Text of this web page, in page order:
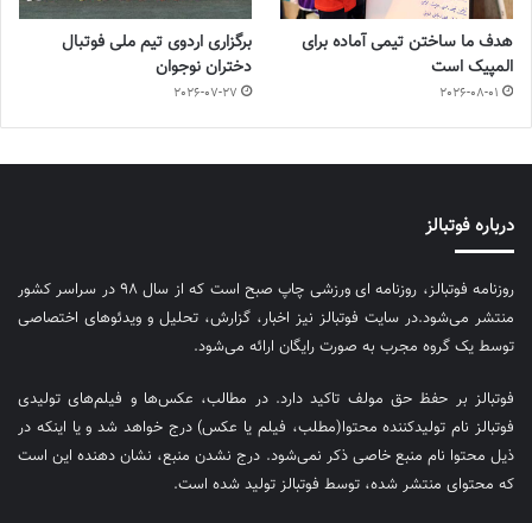
هدف ما ساختن تیمی آماده برای
المپیک است
2026-08-01
برگزاری اردوی تیم ملی فوتبال
دختران نوجوان
2026-07-27
درباره فوتبالز
روزنامه فوتبالز، روزنامه ای ورزشی چاپ صبح است که از سال ۹۸ در سراسر کشور
منتشر می‌شود.در سایت فوتبالز نیز اخبار، گزارش، تحلیل و ویدئوهای اختصاصی
توسط یک گروه مجرب به صورت رایگان ارائه می‌شود.
فوتبالز بر حفظ حق مولف تاکید دارد. در مطالب، عکس‌ها و فیلم‌های تولیدی
فوتبالز نام تولیدکننده محتوا(مطلب، فیلم یا عکس) درج خواهد شد و یا اینکه در
ذیل محتوا نام منبع خاصی ذکر نمی‌‎شود. درج نشدن منبع، نشان دهنده این است
که محتوای منتشر شده، توسط فوتبالز تولید شده است.